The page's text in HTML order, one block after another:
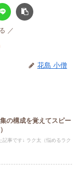
花島 小僧
の構成を覚えてスピー
事です↓ ラク太（悩めるラク